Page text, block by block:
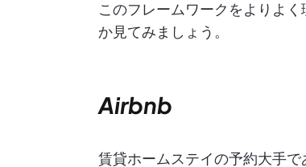
このフレームワークをよりよ
か見てみましょう。
Airbnb
賃貸ホームステイの予約大手